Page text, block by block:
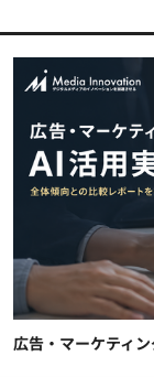
広告・マーケティ